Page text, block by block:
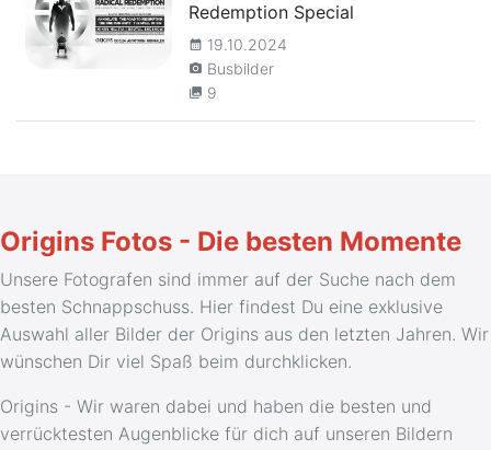
Redemption Special
calendar_month 19.10.2024
camera_alt Busbilder
collections 9
Origins Fotos - Die besten Momente
Unsere Fotografen sind immer auf der Suche nach dem
besten Schnappschuss. Hier findest Du eine exklusive
Auswahl aller Bilder der Origins aus den letzten Jahren. Wir
wünschen Dir viel Spaß beim durchklicken.
Origins - Wir waren dabei und haben die besten und
verrücktesten Augenblicke für dich auf unseren Bildern